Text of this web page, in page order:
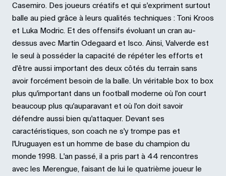
Casemiro. Des joueurs créatifs et qui s'expriment surtout
balle au pied grâce à leurs qualités techniques : Toni Kroos
et Luka Modric. Et des offensifs évoluant un cran au-
dessus avec Martin Odegaard et Isco. Ainsi, Valverde est
le seul à posséder la capacité de répéter les efforts et
d'être aussi important des deux côtés du terrain sans
avoir forcément besoin de la balle. Un véritable box to box
plus qu'important dans un football moderne où l'on court
beaucoup plus qu'auparavant et où l'on doit savoir
défendre aussi bien qu'attaquer. Devant ses
caractéristiques, son coach ne s'y trompe pas et
l'Uruguayen est un homme de base du champion du
monde 1998. L'an passé, il a pris part à 44 rencontres
avec les Merengue, faisant de lui le quatrième joueur le